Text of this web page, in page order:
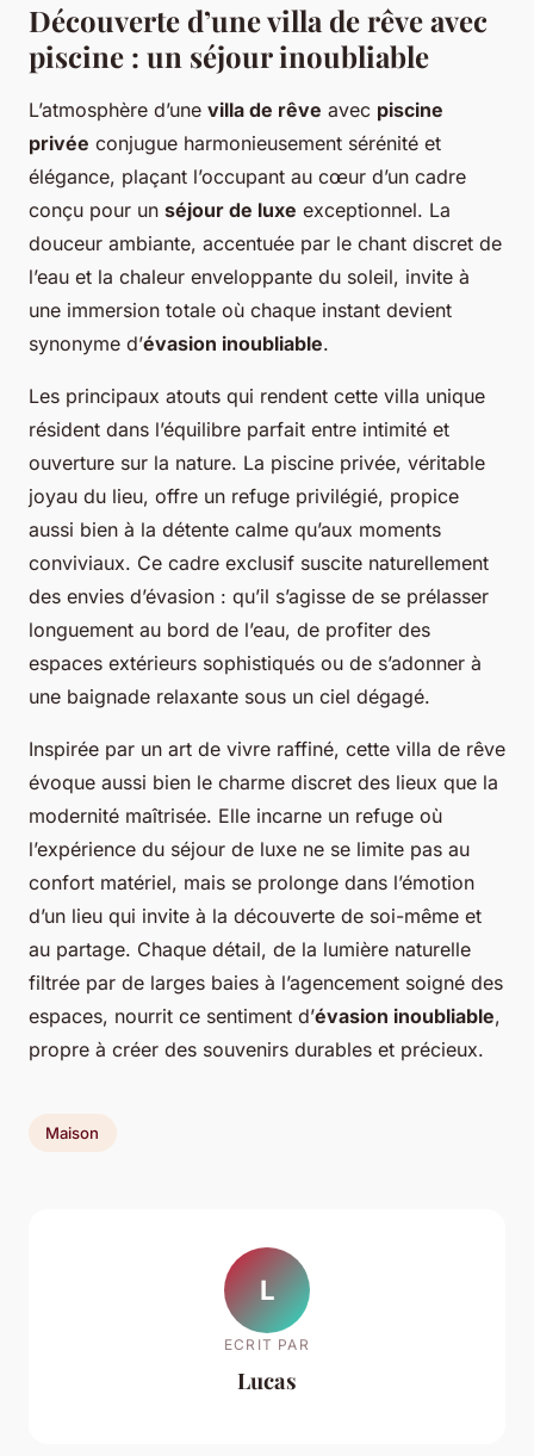
Découverte d’une villa de rêve avec
piscine : un séjour inoubliable
L’atmosphère d’une villa de rêve avec piscine
privée conjugue harmonieusement sérénité et
élégance, plaçant l’occupant au cœur d’un cadre
conçu pour un séjour de luxe exceptionnel. La
douceur ambiante, accentuée par le chant discret de
l’eau et la chaleur enveloppante du soleil, invite à
une immersion totale où chaque instant devient
synonyme d’évasion inoubliable.
Les principaux atouts qui rendent cette villa unique
résident dans l’équilibre parfait entre intimité et
ouverture sur la nature. La piscine privée, véritable
joyau du lieu, offre un refuge privilégié, propice
aussi bien à la détente calme qu’aux moments
conviviaux. Ce cadre exclusif suscite naturellement
des envies d’évasion : qu’il s’agisse de se prélasser
longuement au bord de l’eau, de profiter des
espaces extérieurs sophistiqués ou de s’adonner à
une baignade relaxante sous un ciel dégagé.
Inspirée par un art de vivre raffiné, cette villa de rêve
évoque aussi bien le charme discret des lieux que la
modernité maîtrisée. Elle incarne un refuge où
l’expérience du séjour de luxe ne se limite pas au
confort matériel, mais se prolonge dans l’émotion
d’un lieu qui invite à la découverte de soi-même et
au partage. Chaque détail, de la lumière naturelle
filtrée par de larges baies à l’agencement soigné des
espaces, nourrit ce sentiment d’évasion inoubliable,
propre à créer des souvenirs durables et précieux.
Maison
L
ECRIT PAR
Lucas